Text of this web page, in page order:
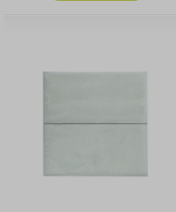
z barierką
89